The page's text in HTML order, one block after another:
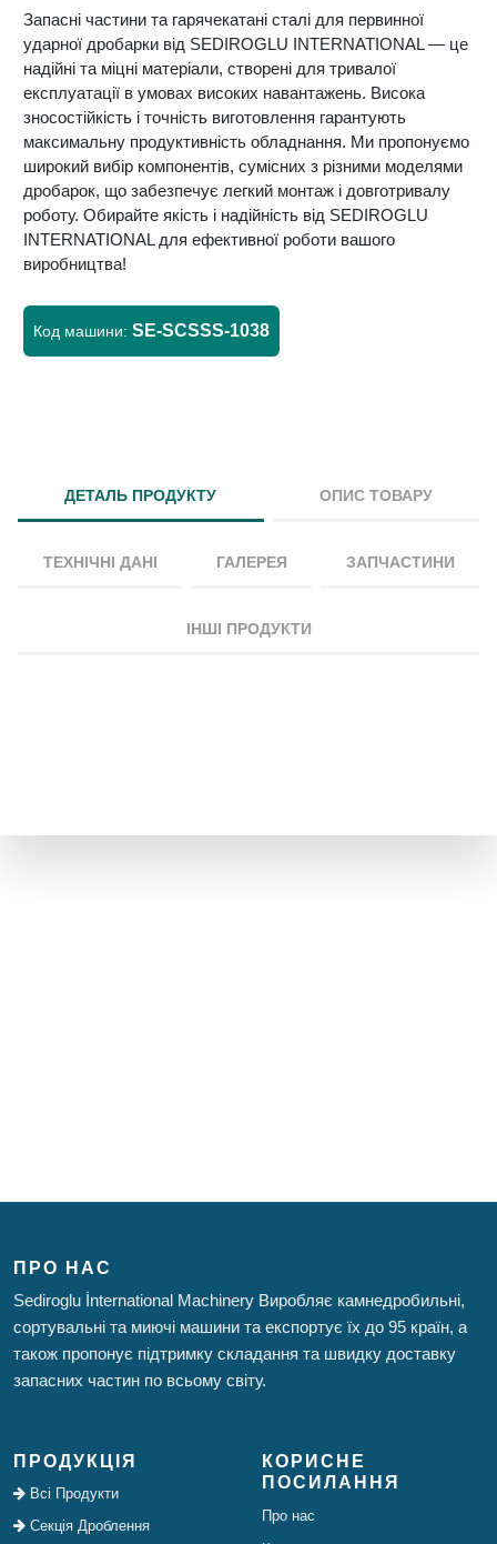
Запасні частини та гарячекатані сталі для первинної
ударної дробарки від SEDIROGLU INTERNATIONAL — це
надійні та міцні матеріали, створені для тривалої
експлуатації в умовах високих навантажень. Висока
зносостійкість і точність виготовлення гарантують
максимальну продуктивність обладнання. Ми пропонуємо
широкий вибір компонентів, сумісних з різними моделями
дробарок, що забезпечує легкий монтаж і довготривалу
роботу. Обирайте якість і надійність від SEDIROGLU
INTERNATIONAL для ефективної роботи вашого
виробництва!
Код машини: SE-SCSSS-1038
ДЕТАЛЬ ПРОДУКТУ ОПИС ТОВАРУ
ТЕХНІЧНІ ДАНІ ГАЛЕРЕЯ ЗАПЧАСТИНИ
ІНШІ ПРОДУКТИ
ПРО НАС
Sediroglu İnternational Machinery Виробляє камнедробильні,
сортувальні та миючі машини та експортує їх до 95 країн, а
також пропонує підтримку складання та швидку доставку
запасних частин по всьому світу.
ПРОДУКЦІЯ
Всі Продукти
Секція Дроблення
КОРИСНЕ
ПОСИЛАННЯ
Про нас